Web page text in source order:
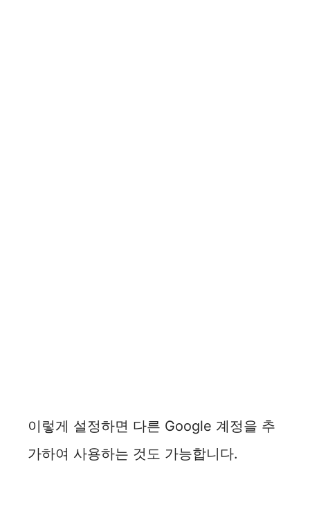
이렇게 설정하면 다른 Google 계정을 추
가하여 사용하는 것도 가능합니다.